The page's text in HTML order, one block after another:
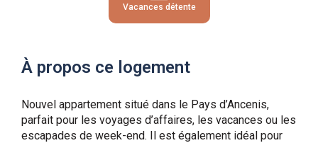
Vacances détente
À propos ce logement
Nouvel appartement situé dans le Pays d’Ancenis,
parfait pour les voyages d’affaires, les vacances ou les
escapades de week-end. Il est également idéal pour